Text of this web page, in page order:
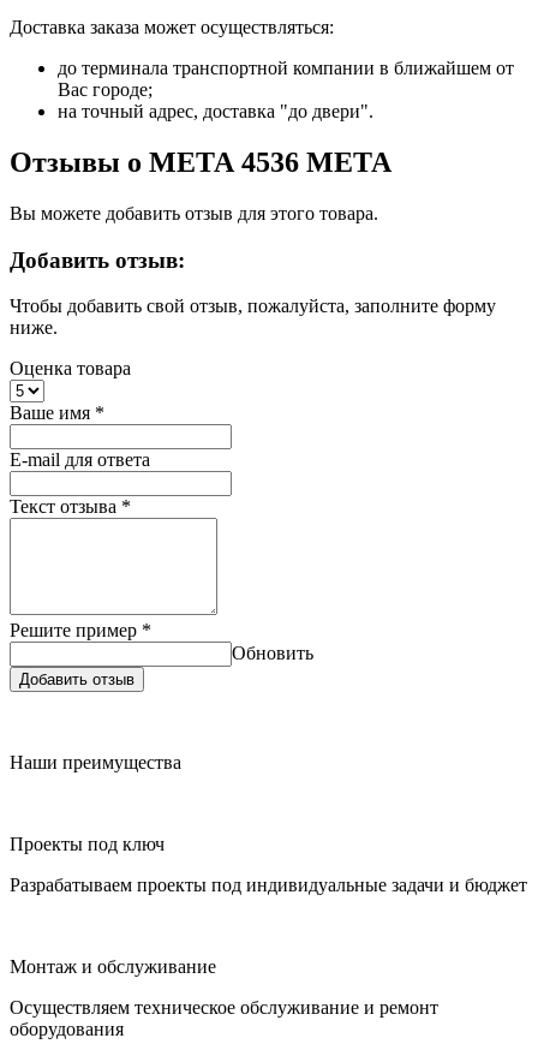
Доставка заказа может осуществляться:
до терминала транспортной компании в ближайшем от
Вас городе;
на точный адрес, доставка "до двери".
Отзывы о МЕТА 4536 МЕТА
Вы можете добавить отзыв для этого товара.
Добавить отзыв:
Чтобы добавить свой отзыв, пожалуйста, заполните форму
ниже.
Оценка товара
Ваше имя *
E-mail для ответа
Текст отзыва *
Решите пример *
Обновить
Добавить отзыв
Наши преимущества
Проекты под ключ
Разрабатываем проекты под индивидуальные задачи и бюджет
Монтаж и обслуживание
Осуществляем техническое обслуживание и ремонт
оборудования